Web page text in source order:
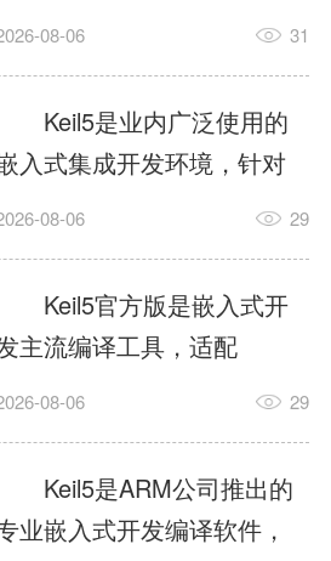
我订个明天早上的闹钟，它
这样？因为AI，就是个只会
耍嘴皮子的书呆子。它脑子
有海量知识，但没有真正
发出来实力。而
，就是给AI大脑装
上的一双机械手，它真的能
决很多问题。1什么是
指...
08-06 31
Keil5是业内广泛使用的
入式集成开发环境，针对
、51内核单片机提供编
力，代码编译稳定，调试工
具成熟，大量开源项目基于
平台开发。新项目需要单
下载对应芯片支持包，新
配置难度较高，正版商业
授权费用不菲，未授权版本
在程序容量限制，适合硬
08-06 29
Keil5官方版是嵌入式开
主流编译工具，适配
、51单片机等多款芯
在线调试、代码仿真，兼容
众多厂商芯片安装包。软件
需要手动添加器件库，初次
08-06 29
Keil5是ARM公司推出的
业嵌入式开发编译软件，